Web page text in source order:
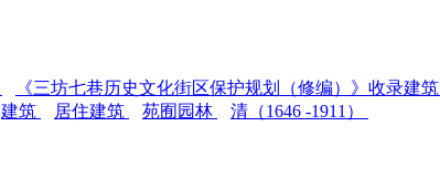
《三坊七巷历史文化街区保护规划（修编）》收录建筑
建筑 居住建筑 苑囿园林
清（1646 -1911）